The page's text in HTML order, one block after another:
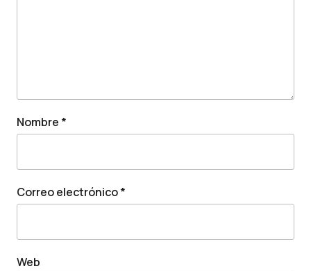
Nombre *
Correo electrónico*
Web